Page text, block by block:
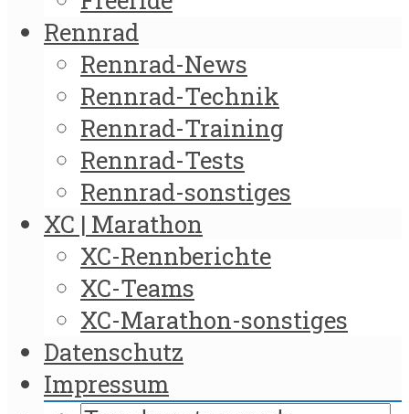
Rennrad
Rennrad-News
Rennrad-Technik
Rennrad-Training
Rennrad-Tests
Rennrad-sonstiges
XC | Marathon
XC-Rennberichte
XC-Teams
XC-Marathon-sonstiges
Datenschutz
Impressum